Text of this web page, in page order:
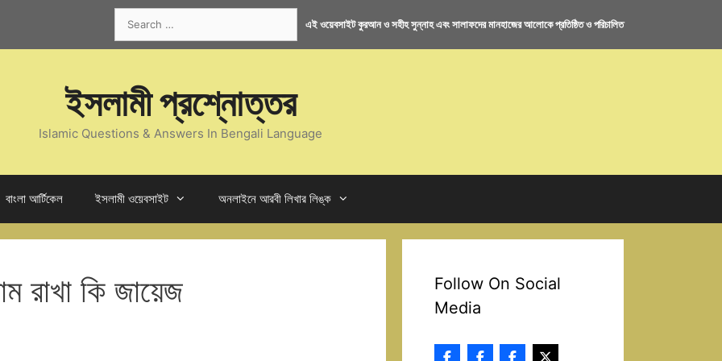
for:
এই ওয়েবসাইট কুরআন ও সহীহ সুন্নাহ এবং সালাফদের মানহাজের আলোকে প্রতিষ্ঠিত ও পরিচালিত
ইসলামী প্রশ্নোত্তর
Islamic Questions & Answers In Bengali Language
বাংলা আর্টিকেল ইসলামী ওয়েবসাইট অনলাইনে আরবী লিখার লিঙ্ক
রাখা কি জায়েজ
Follow On Social
Media